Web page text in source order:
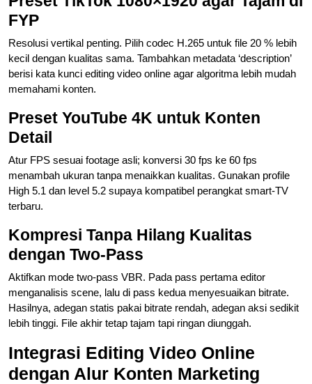
FYP
Resolusi vertikal penting. Pilih codec H.265 untuk file 20 % lebih
kecil dengan kualitas sama. Tambahkan metadata ‘description’
berisi kata kunci editing video online agar algoritma lebih mudah
memahami konten.
Preset YouTube 4K untuk Konten
Detail
Atur FPS sesuai footage asli; konversi 30 fps ke 60 fps
menambah ukuran tanpa menaikkan kualitas. Gunakan profile
High 5.1 dan level 5.2 supaya kompatibel perangkat smart-TV
terbaru.
Kompresi Tanpa Hilang Kualitas
dengan Two-Pass
Aktifkan mode two-pass VBR. Pada pass pertama editor
menganalisis scene, lalu di pass kedua menyesuaikan bitrate.
Hasilnya, adegan statis pakai bitrate rendah, adegan aksi sedikit
lebih tinggi. File akhir tetap tajam tapi ringan diunggah.
Integrasi Editing Video Online
dengan Alur Konten Marketing